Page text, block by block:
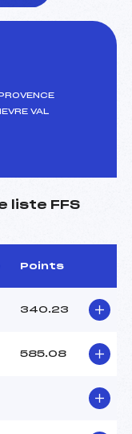
VAL
liste FFS
Points
340.23
585.08